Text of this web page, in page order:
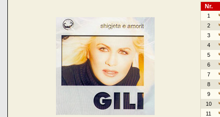
Nr.
1
2
3
4
5
6
7
8
9
10
11